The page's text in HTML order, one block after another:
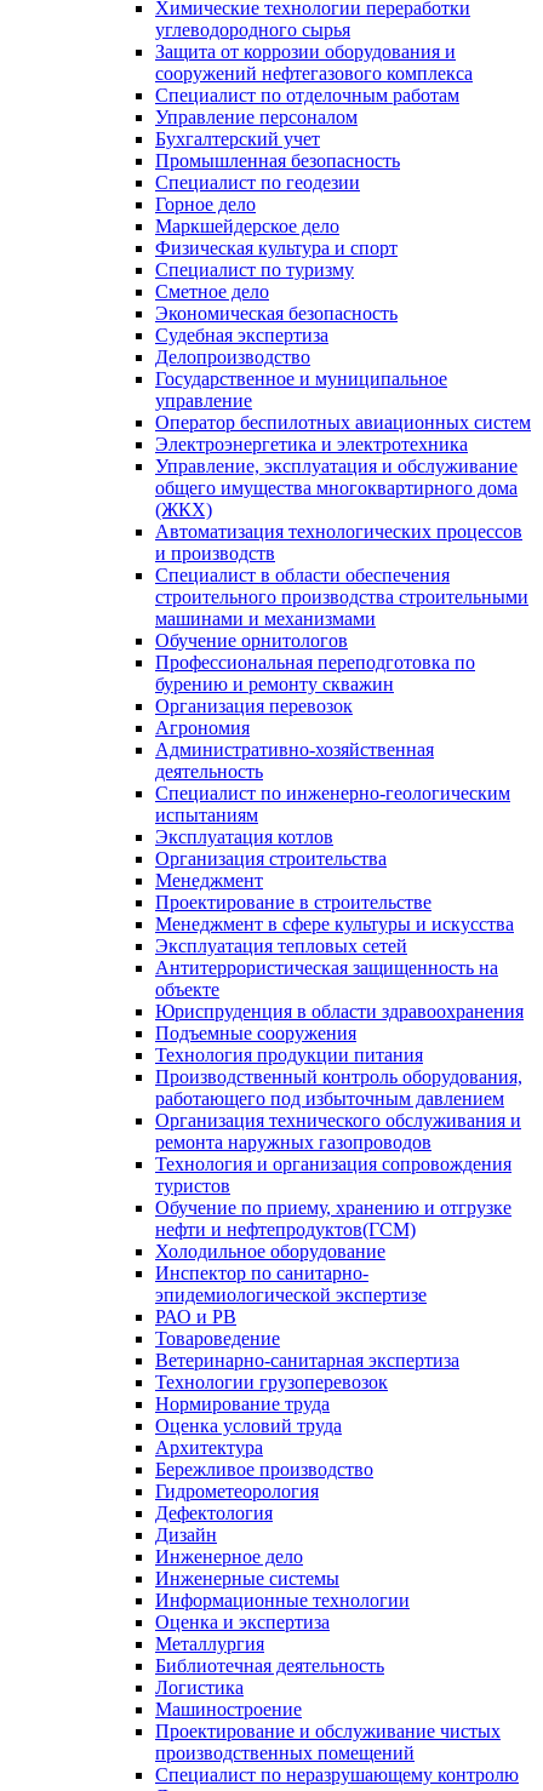
Химические технологии переработки
углеводородного сырья
Защита от коррозии оборудования и
сооружений нефтегазового комплекса
Специалист по отделочным работам
Управление персоналом
Бухгалтерский учет
Промышленная безопасность
Специалист по геодезии
Горное дело
Маркшейдерское дело
Физическая культура и спорт
Специалист по туризму
Сметное дело
Экономическая безопасность
Судебная экспертиза
Делопроизводство
Государственное и муниципальное
управление
Оператор беспилотных авиационных систем
Электроэнергетика и электротехника
Управление, эксплуатация и обслуживание
общего имущества многоквартирного дома
(ЖКХ)
Автоматизация технологических процессов
и производств
Специалист в области обеспечения
строительного производства строительными
машинами и механизмами
Обучение орнитологов
Профессиональная переподготовка по
бурению и ремонту скважин
Организация перевозок
Агрономия
Административно-хозяйственная
деятельность
Специалист по инженерно-геологическим
испытаниям
Эксплуатация котлов
Организация строительства
Менеджмент
Проектирование в строительстве
Менеджмент в сфере культуры и искусства
Эксплуатация тепловых сетей
Антитеррористическая защищенность на
объекте
Юриспруденция в области здравоохранения
Подъемные сооружения
Технология продукции питания
Производственный контроль оборудования,
работающего под избыточным давлением
Организация технического обслуживания и
ремонта наружных газопроводов
Технология и организация сопровождения
туристов
Обучение по приему, хранению и отгрузке
нефти и нефтепродуктов(ГСМ)
Холодильное оборудование
Инспектор по санитарно-
эпидемиологической экспертизе
РАО и РВ
Товароведение
Ветеринарно-санитарная экспертиза
Технологии грузоперевозок
Нормирование труда
Оценка условий труда
Архитектура
Бережливое производство
Гидрометеорология
Дефектология
Дизайн
Инженерное дело
Инженерные системы
Информационные технологии
Оценка и экспертиза
Металлургия
Библиотечная деятельность
Логистика
Машиностроение
Проектирование и обслуживание чистых
производственных помещений
Специалист по неразрушающему контролю